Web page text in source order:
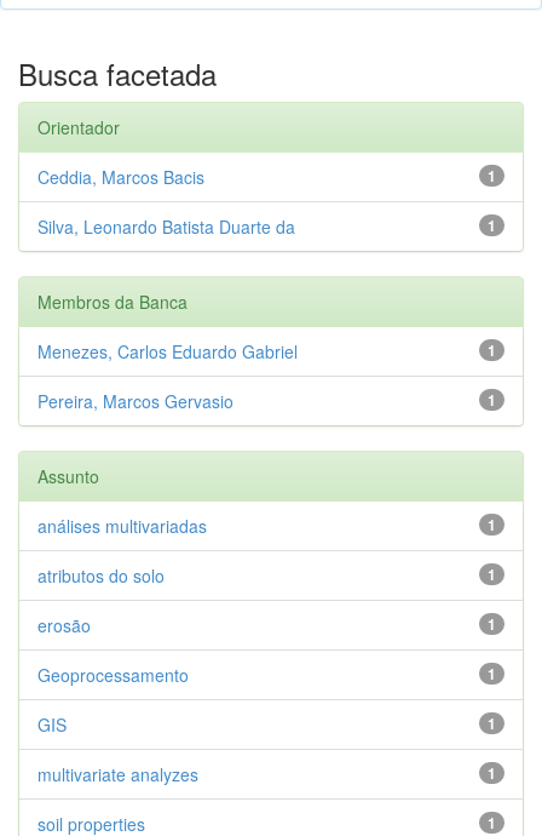
Busca facetada
Orientador
1
Ceddia, Marcos Bacis
1
Silva, Leonardo Batista Duarte da
Membros da Banca
1
Menezes, Carlos Eduardo Gabriel
1
Pereira, Marcos Gervasio
Assunto
1
análises multivariadas
1
atributos do solo
1
erosão
1
Geoprocessamento
1
GIS
1
multivariate analyzes
1
soil properties